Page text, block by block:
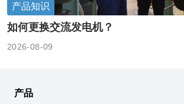
产品知识
如何更换交流发电机？
2026-08-09
产品